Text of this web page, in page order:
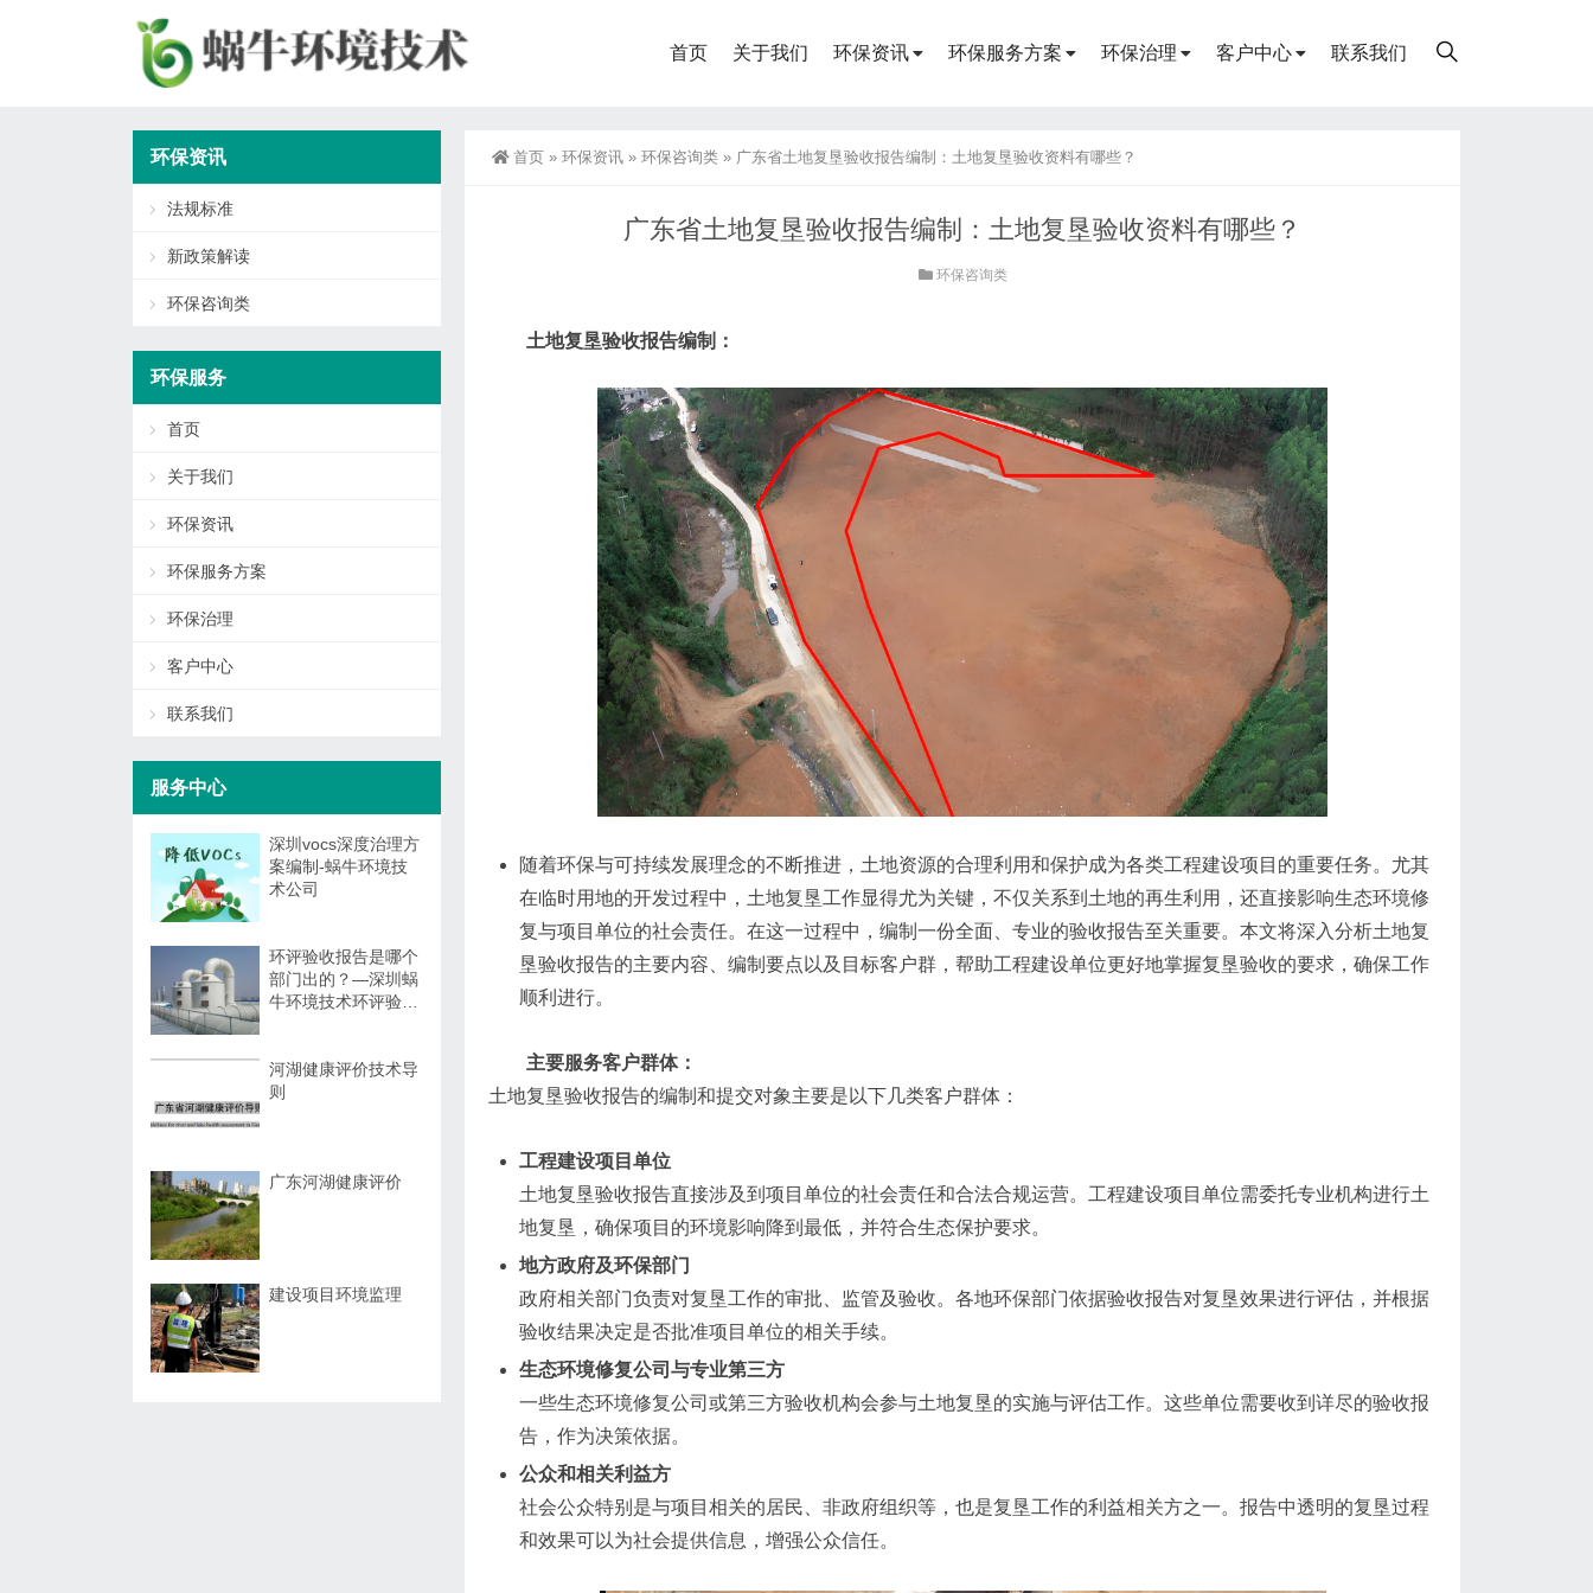
首页 关于我们 环保资讯 环保服务方案 环保治理 客户中心 联系我们
首页 » 环保资讯 » 环保咨询类 » 广东省土地复垦验收报告编制：土地复垦验收资料有哪些？
广东省土地复垦验收报告编制：土地复垦验收资料有哪些？
环保咨询类
土地复垦验收报告编制：
随着环保与可持续发展理念的不断推进，土地资源的合理利用和保护成为各类工程建设项目的重要任务。尤其
在临时用地的开发过程中，土地复垦工作显得尤为关键，不仅关系到土地的再生利用，还直接影响生态环境修
复与项目单位的社会责任。在这一过程中，编制一份全面、专业的验收报告至关重要。本文将深入分析土地复
垦验收报告的主要内容、编制要点以及目标客户群，帮助工程建设单位更好地掌握复垦验收的要求，确保工作
顺利进行。
主要服务客户群体：
土地复垦验收报告的编制和提交对象主要是以下几类客户群体：
工程建设项目单位
土地复垦验收报告直接涉及到项目单位的社会责任和合法合规运营。工程建设项目单位需委托专业机构进行土
地复垦，确保项目的环境影响降到最低，并符合生态保护要求。
地方政府及环保部门
政府相关部门负责对复垦工作的审批、监管及验收。各地环保部门依据验收报告对复垦效果进行评估，并根据
验收结果决定是否批准项目单位的相关手续。
生态环境修复公司与专业第三方
一些生态环境修复公司或第三方验收机构会参与土地复垦的实施与评估工作。这些单位需要收到详尽的验收报
告，作为决策依据。
公众和相关利益方
社会公众特别是与项目相关的居民、非政府组织等，也是复垦工作的利益相关方之一。报告中透明的复垦过程
和效果可以为社会提供信息，增强公众信任。
环保资讯
法规标准
新政策解读
环保咨询类
环保服务
首页
关于我们
环保资讯
环保服务方案
环保治理
客户中心
联系我们
服务中心
深圳vocs深度治理方
案编制-蜗牛环境技
术公司
环评验收报告是哪个
部门出的？—深圳蜗
牛环境技术环评验收
河湖健康评价技术导
则
广东河湖健康评价
建设项目环境监理